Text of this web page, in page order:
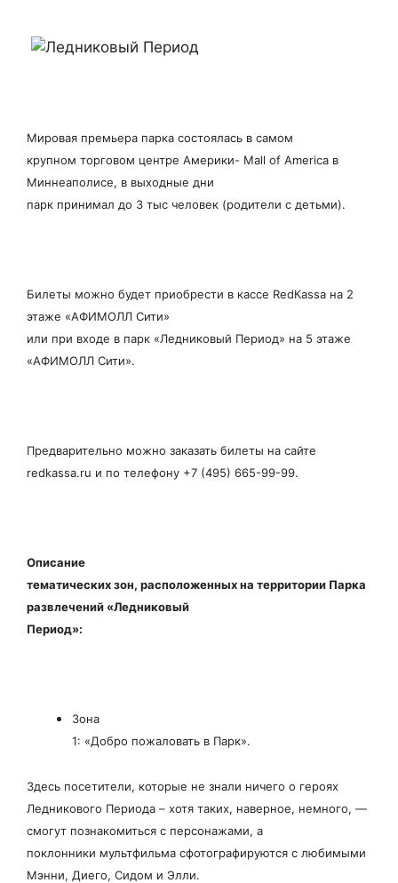
Мировая премьера парка состоялась в самом
крупном торговом центре Америки- Mall of America в
Миннеаполисе, в выходные дни
парк принимал до 3 тыс человек (родители с детьми).
Билеты можно будет приобрести в кассе RedКassa на 2
этаже «АФИМОЛЛ Сити»
или при входе в парк «Ледниковый Период» на 5 этаже
«АФИМОЛЛ Сити».
Предварительно можно заказать билеты на сайте
redkassa.ru и по телефону +7 (495) 665-99-99.
Описание
тематических зон, расположенных на территории Парка
развлечений «Ледниковый
Период»:
Зона
1: «Добро пожаловать в Парк».
Здесь посетители, которые не знали ничего о героях
Ледникового Периода – хотя таких, наверное, немного, —
смогут познакомиться с персонажами, а
поклонники мультфильма сфотографируются с любимыми
Мэнни, Диего, Сидом и Элли.